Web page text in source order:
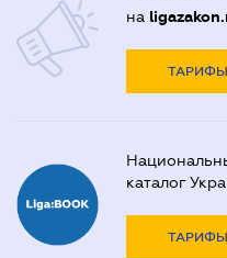
на
ТАРИФЫ
каталог
ТАРИФЫ